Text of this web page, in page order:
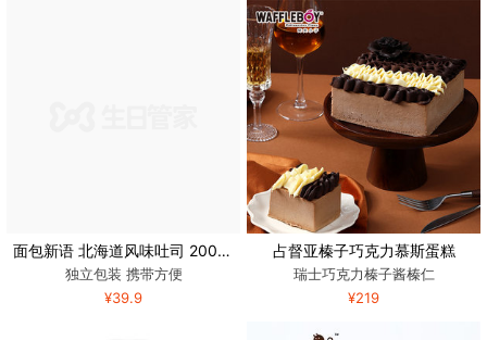
面包新语 北海道风味吐司 200g*4包
独立包装 携带方便
¥39.9
占督亚榛子巧克力慕斯蛋糕
瑞士巧克力榛子酱榛仁
¥219